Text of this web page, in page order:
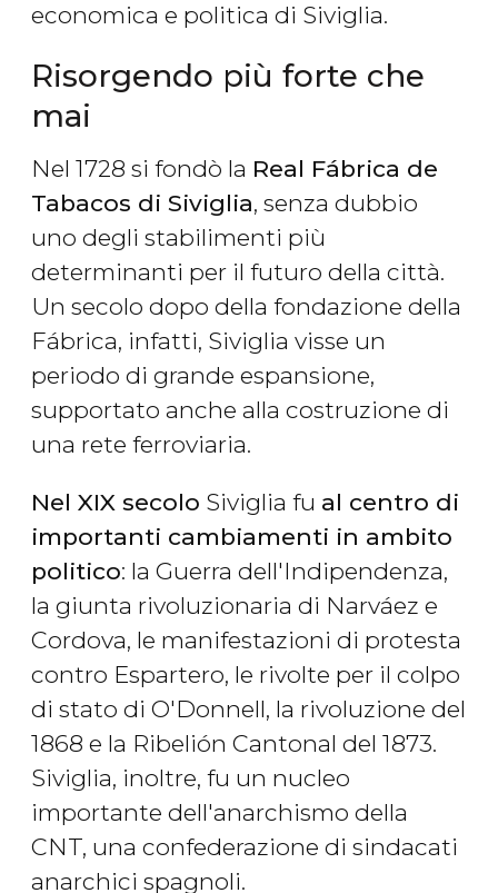
economica e politica di Siviglia.
Risorgendo più forte che
mai
Nel 1728 si fondò la Real Fábrica de
Tabacos di Siviglia, senza dubbio
uno degli stabilimenti più
determinanti per il futuro della città.
Un secolo dopo della fondazione della
Fábrica, infatti, Siviglia visse un
periodo di grande espansione,
supportato anche alla costruzione di
una rete ferroviaria.
Nel XIX secolo Siviglia fu al centro di
importanti cambiamenti in ambito
politico: la Guerra dell'Indipendenza,
la giunta rivoluzionaria di Narváez e
Cordova, le manifestazioni di protesta
contro Espartero, le rivolte per il colpo
di stato di O'Donnell, la rivoluzione del
1868 e la Ribelión Cantonal del 1873.
Siviglia, inoltre, fu un nucleo
importante dell'anarchismo della
CNT, una confederazione di sindacati
anarchici spagnoli.